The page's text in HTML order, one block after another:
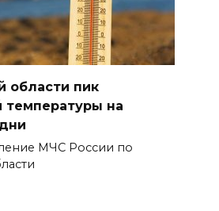
области пик
на
МЧС России по